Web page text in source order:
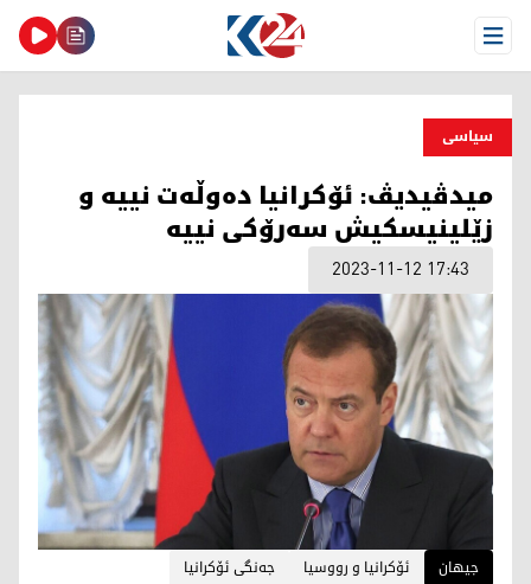
Open Menu
سیاسی
میدڤیدیڤ: ئۆكرانیا ده‌وڵه‌ت نییه‌ و
زێلینیسكیش سه‌رۆكی نییه‌
2023-11-12 17:43
جیهان ئۆكرانیا و رووسیا جه‌نگی ئۆكرانیا